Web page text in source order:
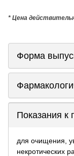
* Цена
Форма
Показания к
для очищения,
некротических